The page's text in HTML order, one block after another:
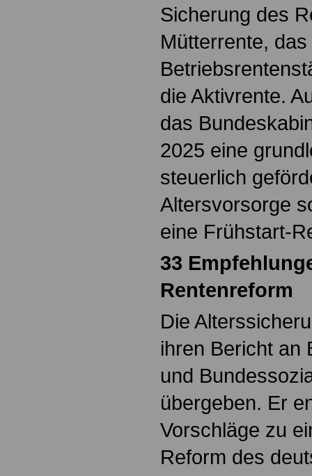
Sicherung des
Mütterrente, das
die Aktivrente.
das
2025 eine
steuerlich
Altersvorsorge
eine Frühstart-
33
Rentenreform
Die
ihren Bericht an
und
übergeben. Er
Vorschläge zu
Reform des